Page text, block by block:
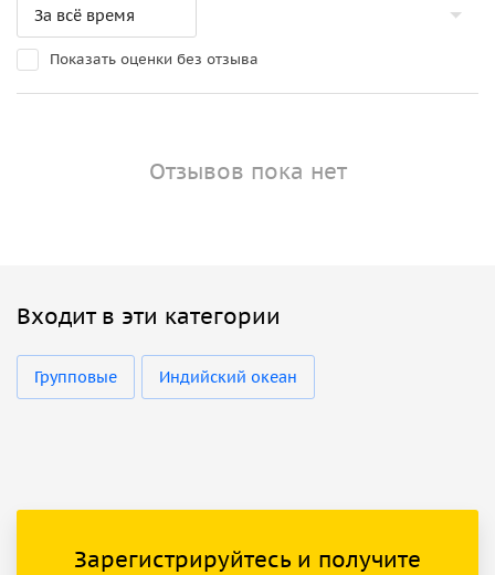
Показать оценки без отзыва
Отзывов пока нет
Входит в эти категории
Групповые Индийский океан
Зарегистрируйтесь и получите